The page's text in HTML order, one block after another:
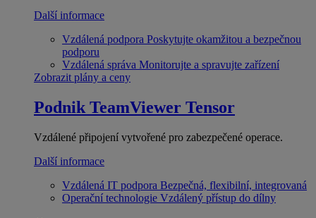
Další informace
Vzdálená podpora Poskytujte okamžitou a bezpečnou
podporu
Vzdálená správa Monitorujte a spravujte zařízení
Zobrazit plány a ceny
Podnik TeamViewer Tensor
Vzdálené připojení vytvořené pro zabezpečené operace.
Další informace
Vzdálená IT podpora Bezpečná, flexibilní, integrovaná
Operační technologie Vzdálený přístup do dílny